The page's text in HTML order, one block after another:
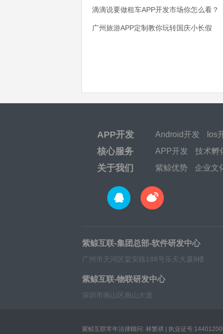
滴滴说要做租车APP开发市场你怎么看？
广州旅游APP定制教你玩转国庆小长假
APP开发 Android开发 Ios
核心服务 APP开发 技术孵
关于我们 紫鲸优势 企业文
紫鲸互联-集团总部-软件研发中心
广州市天河区棠安路188号乐天大厦8楼
紫鲸互联-物联研发中心
深圳市南山区南山大道
紫鲸互联常年法律顾问: 林繁祺 | 执业证号